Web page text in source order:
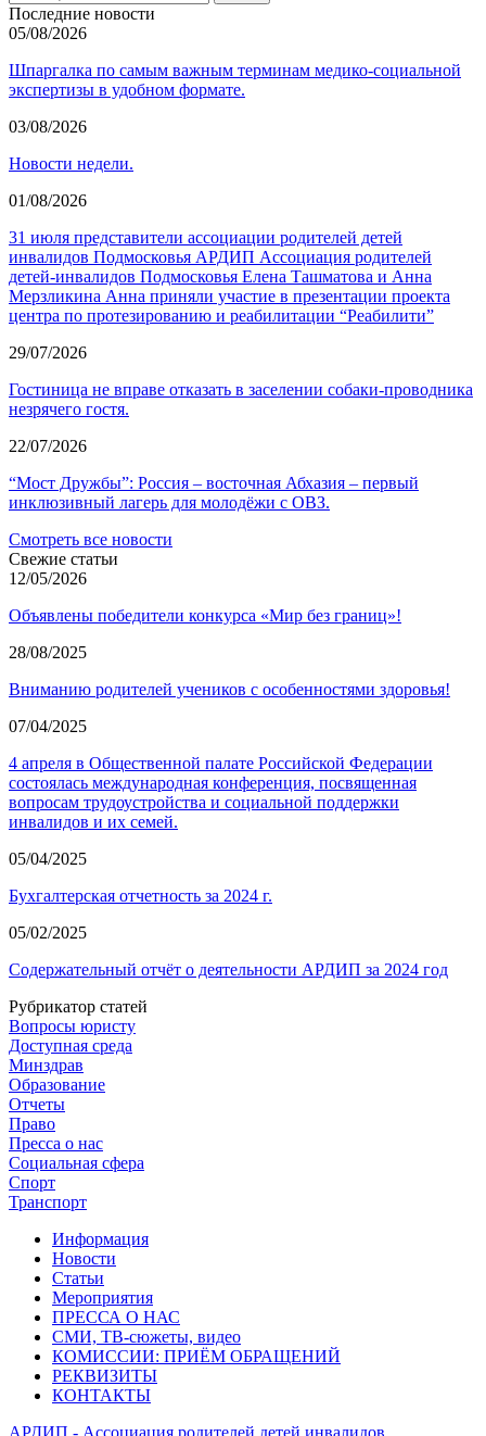
Последние новости
05/08/2026
Шпаргалка по самым важным терминам медико-социальной
экспертизы в удобном формате.
03/08/2026
Новости недели.
01/08/2026
31 июля представители ассоциации родителей детей
инвалидов Подмосковья АРДИП Ассоциация родителей
детей-инвалидов Подмосковья Елена Ташматова и Анна
Мерзликина Анна приняли участие в презентации проекта
центра по протезированию и реабилитации “Реабилити”
29/07/2026
Гостиница не вправе отказать в заселении собаки-проводника
незрячего гостя.
22/07/2026
“Мост Дружбы”: Россия – восточная Абхазия – первый
инклюзивный лагерь для молодёжи с ОВЗ.
Смотреть все новости
Свежие статьи
12/05/2026
Объявлены победители конкурса «Мир без границ»!
28/08/2025
Вниманию родителей учеников с особенностями здоровья!
07/04/2025
4 апреля в Общественной палате Российской Федерации
состоялась международная конференция, посвященная
вопросам трудоустройства и социальной поддержки
инвалидов и их семей.
05/04/2025
Бухгалтерская отчетность за 2024 г.
05/02/2025
Содержательный отчёт о деятельности АРДИП за 2024 год
Рубрикатор статей
Вопросы юристу
Доступная среда
Минздрав
Образование
Отчеты
Право
Пресса о нас
Социальная сфера
Спорт
Транспорт
Информация
Новости
Статьи
Мероприятия
ПРЕССА О НАС
СМИ, ТВ-сюжеты, видео
КОМИССИИ: ПРИЁМ ОБРАЩЕНИЙ
РЕКВИЗИТЫ
КОНТАКТЫ
АРДИП - Ассоциация родителей детей инвалидов